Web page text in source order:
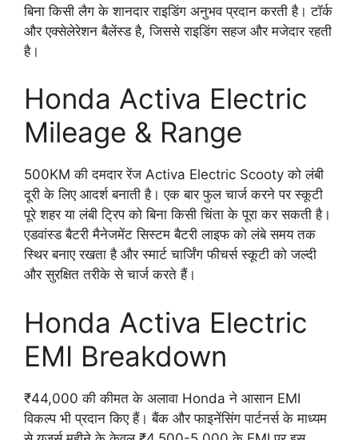
बिना किसी लैग के शानदार राइडिंग अनुभव प्रदान करती है। टॉर्क
और एक्सेलेरेशन बैलेंस्ड है, जिससे राइडिंग सहज और मजेदार रहती
है।
Honda Activa Electric
Mileage & Range
500KM की दमदार रेंज Activa Electric Scooty को लंबी
दूरी के लिए आदर्श बनाती है। एक बार फुल चार्ज करने पर स्कूटी
पूरे शहर या लंबी ट्रिप को बिना किसी चिंता के पूरा कर सकती है।
एडवांस्ड बैटरी मैनेजमेंट सिस्टम बैटरी लाइफ को लंबे समय तक
स्थिर बनाए रखता है और स्मार्ट चार्जिंग फीचर्स स्कूटी को जल्दी
और सुरक्षित तरीके से चार्ज करते हैं।
Honda Activa Electric
EMI Breakdown
₹44,000 की कीमत के अलावा Honda ने आसान EMI
विकल्प भी प्रदान किए हैं। बैंक और फाइनेंसिंग पार्टनर्स के माध्यम